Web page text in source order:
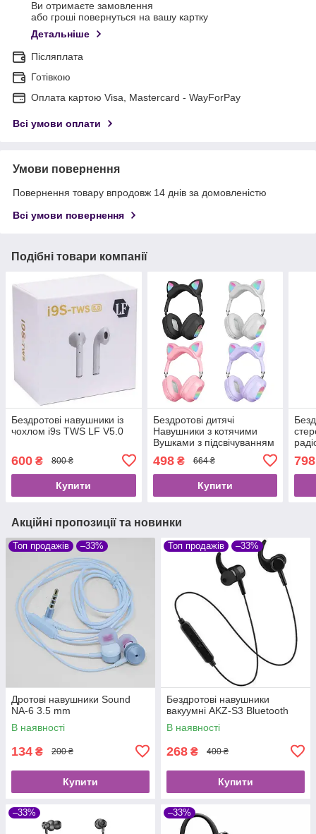
Ви отримаєте замовлення
або гроші повернуться на вашу картку
Детальніше
Післяплата
Готівкою
Оплата картою Visa, Mastercard - WayForPay
Всі умови оплати
Умови повернення
Повернення товару впродовж 14 днів за домовленістю
Всі умови повернення
Подібні товари компанії
Бездротові навушники із
чохлом i9s TWS LF V5.0
600 ₴ 800 ₴
Купити
Бездротові дитячі
Навушники з котячими
Вушками з підсвічуванням
з MicroSD з FM-радіо Cat
Ear
498₴ 664 ₴
Купити
798
Акційні пропозиції та новинки
Топ продажів –33%
Дротові навушники Sound
NA-6 3.5 mm
В наявності
134 ₴ 200 ₴
Купити
Топ продажів –33%
Бездротові навушники
вакуумні AKZ-S3 Bluetooth
В наявності
268 ₴ 400 ₴
Купити
–33% –33%